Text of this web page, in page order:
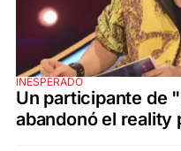
INESPERADO
Un participante de
abandonó el reality